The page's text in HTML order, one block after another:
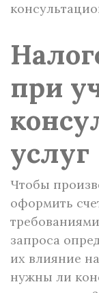
при
услуг
Чтобы
оформить
запроса
их влияние
нужны ли